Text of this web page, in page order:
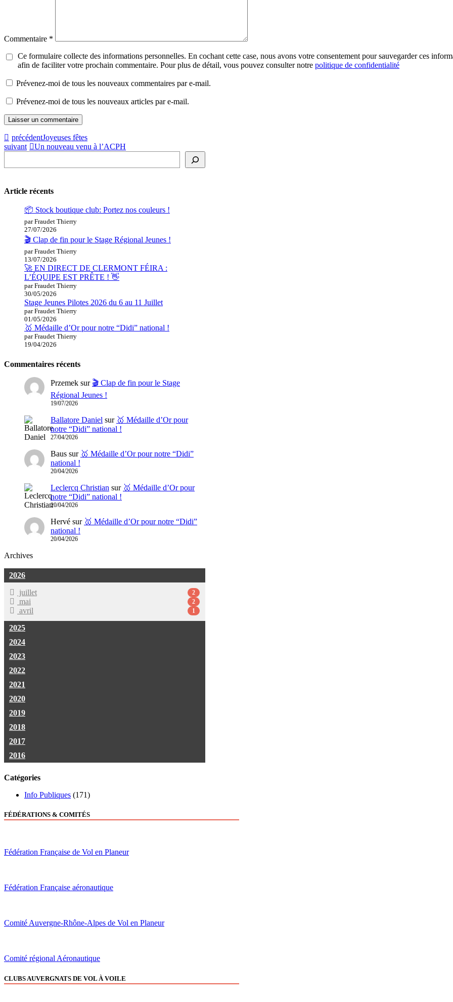
Commentaire *
Ce formulaire collecte des informations personnelles. En cochant cette case, nous avons votre consentement pour sauvegarder ces
afin de faciliter votre prochain commentaire. Pour plus de détail, vous pouvez consulter notre politique de confidentialité
Prévenez-moi de tous les nouveaux commentaires par e-mail.
Prévenez-moi de tous les nouveaux articles par e-mail.
précédentJoyeuses fêtes
suivant
Un nouveau venu à l’ACPH
Article récents
📦 Stock boutique club: Portez nos couleurs !
par Fraudet Thierry
27/07/2026
🎬 Clap de fin pour le Stage Régional Jeunes !
par Fraudet Thierry
13/07/2026
🚀 EN DIRECT DE CLERMONT FÉIRA :
L’ÉQUIPE EST PRÊTE ! 👋
par Fraudet Thierry
30/05/2026
Stage Jeunes Pilotes 2026 du 6 au 11 Juillet
par Fraudet Thierry
01/05/2026
🥇 Médaille d’Or pour notre “Didi” national !
par Fraudet Thierry
19/04/2026
Commentaires récents
Przemek sur 🎬 Clap de fin pour le Stage
Régional Jeunes !
19/07/2026
Ballatore Daniel sur 🥇 Médaille d’Or pour
notre “Didi” national !
27/04/2026
Baus sur 🥇 Médaille d’Or pour notre “Didi”
national !
20/04/2026
Leclercq Christian sur 🥇 Médaille d’Or pour
notre “Didi” national !
20/04/2026
Hervé sur 🥇 Médaille d’Or pour notre “Didi”
national !
20/04/2026
Archives
2026
juillet
2
mai 2
avril 1
2025
2024
2023
2022
2021
2020
2019
2018
2017
2016
Catégories
Info Publiques (171)
FÉDÉRATIONS & COMITÉS
Fédération Française de Vol en Planeur
Fédération Française aéronautique
Comité Auvergne-Rhône-Alpes de Vol en Planeur
Comité régional Aéronautique
CLUBS AUVERGNATS DE VOL À VOILE